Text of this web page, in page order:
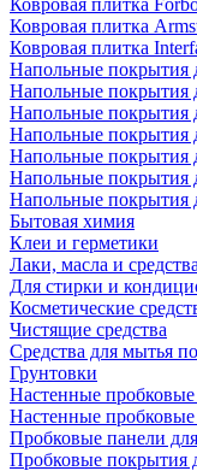
Ковровая плитка
Ковровая плитка
Ковровая плитка
Напольные покрытия
Напольные покрытия
Напольные покрытия
Напольные покрытия
Напольные покрытия
Напольные покрытия
Напольные покрытия
Бытовая химия
Клеи и герметики
Лаки, масла и
Для стирки и
Косметические
Чистящие средства
Средства для мытья
Грунтовки
Настенные
Настенные
Пробковые панели
Пробковые покрытия